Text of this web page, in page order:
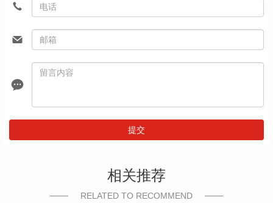
提交
相关推荐
RELATED TO RECOMMEND